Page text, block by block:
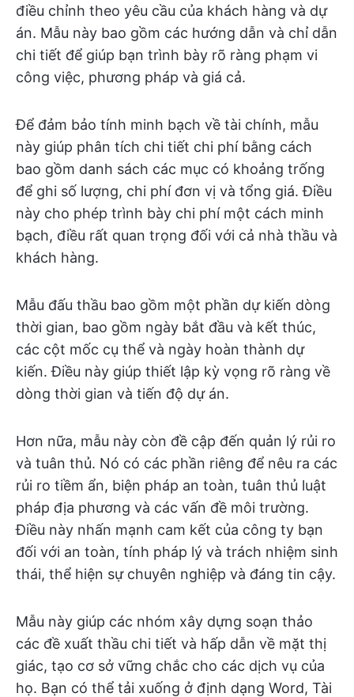
điều chỉnh theo yêu cầu của khách hàng và dự
án. Mẫu này bao gồm các hướng dẫn và chỉ dẫn
chi tiết để giúp bạn trình bày rõ ràng phạm vi
công việc, phương pháp và giá cả.
Để đảm bảo tính minh bạch về tài chính, mẫu
này giúp phân tích chi tiết chi phí bằng cách
bao gồm danh sách các mục có khoảng trống
để ghi số lượng, chi phí đơn vị và tổng giá. Điều
này cho phép trình bày chi phí một cách minh
bạch, điều rất quan trọng đối với cả nhà thầu và
khách hàng.
Mẫu đấu thầu bao gồm một phần dự kiến dòng
thời gian, bao gồm ngày bắt đầu và kết thúc,
các cột mốc cụ thể và ngày hoàn thành dự
kiến. Điều này giúp thiết lập kỳ vọng rõ ràng về
dòng thời gian và tiến độ dự án.
Hơn nữa, mẫu này còn đề cập đến quản lý rủi ro
và tuân thủ. Nó có các phần riêng để nêu ra các
rủi ro tiềm ẩn, biện pháp an toàn, tuân thủ luật
pháp địa phương và các vấn đề môi trường.
Điều này nhấn mạnh cam kết của công ty bạn
đối với an toàn, tính pháp lý và trách nhiệm sinh
thái, thể hiện sự chuyên nghiệp và đáng tin cậy.
Mẫu này giúp các nhóm xây dựng soạn thảo
các đề xuất thầu chi tiết và hấp dẫn về mặt thị
giác, tạo cơ sở vững chắc cho các dịch vụ của
họ. Bạn có thể tải xuống ở định dạng Word, Tài